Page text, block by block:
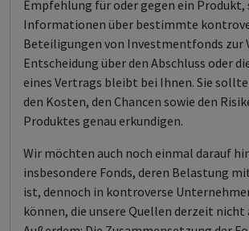
Empfehlung für oder gegen ein
Informationen über bestimmte
Beteiligungen von Investmentfonds zur
Entscheidung über den Abschluss oder
eines Vertrags bleibt bei Ihnen. Sie
den Kosten, den Chancen sowie den
Produktes genau erkundigen.
Wir möchten auch noch einmal darauf
insbesondere Fonds, deren Belastung
ist, dennoch in kontroverse
können, die unsere Quellen derzeit nicht